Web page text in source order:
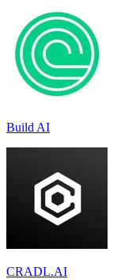
Build AI
CRADL.AI